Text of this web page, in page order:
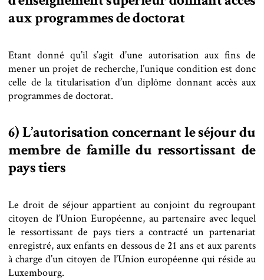
aux programmes de doctorat
Etant donné qu’il s’agit d’une autorisation aux fins de
mener un projet de recherche, l’unique condition est donc
celle de la titularisation d’un diplôme donnant accès aux
programmes de doctorat.
6) L’autorisation concernant le séjour du
membre de famille du ressortissant de
pays tiers
Le droit de séjour appartient au conjoint du regroupant
citoyen de l’Union Européenne, au partenaire avec lequel
le ressortissant de pays tiers a contracté un partenariat
enregistré, aux enfants en dessous de 21 ans et aux parents
à charge d’un citoyen de l’Union européenne qui réside au
Luxembourg.